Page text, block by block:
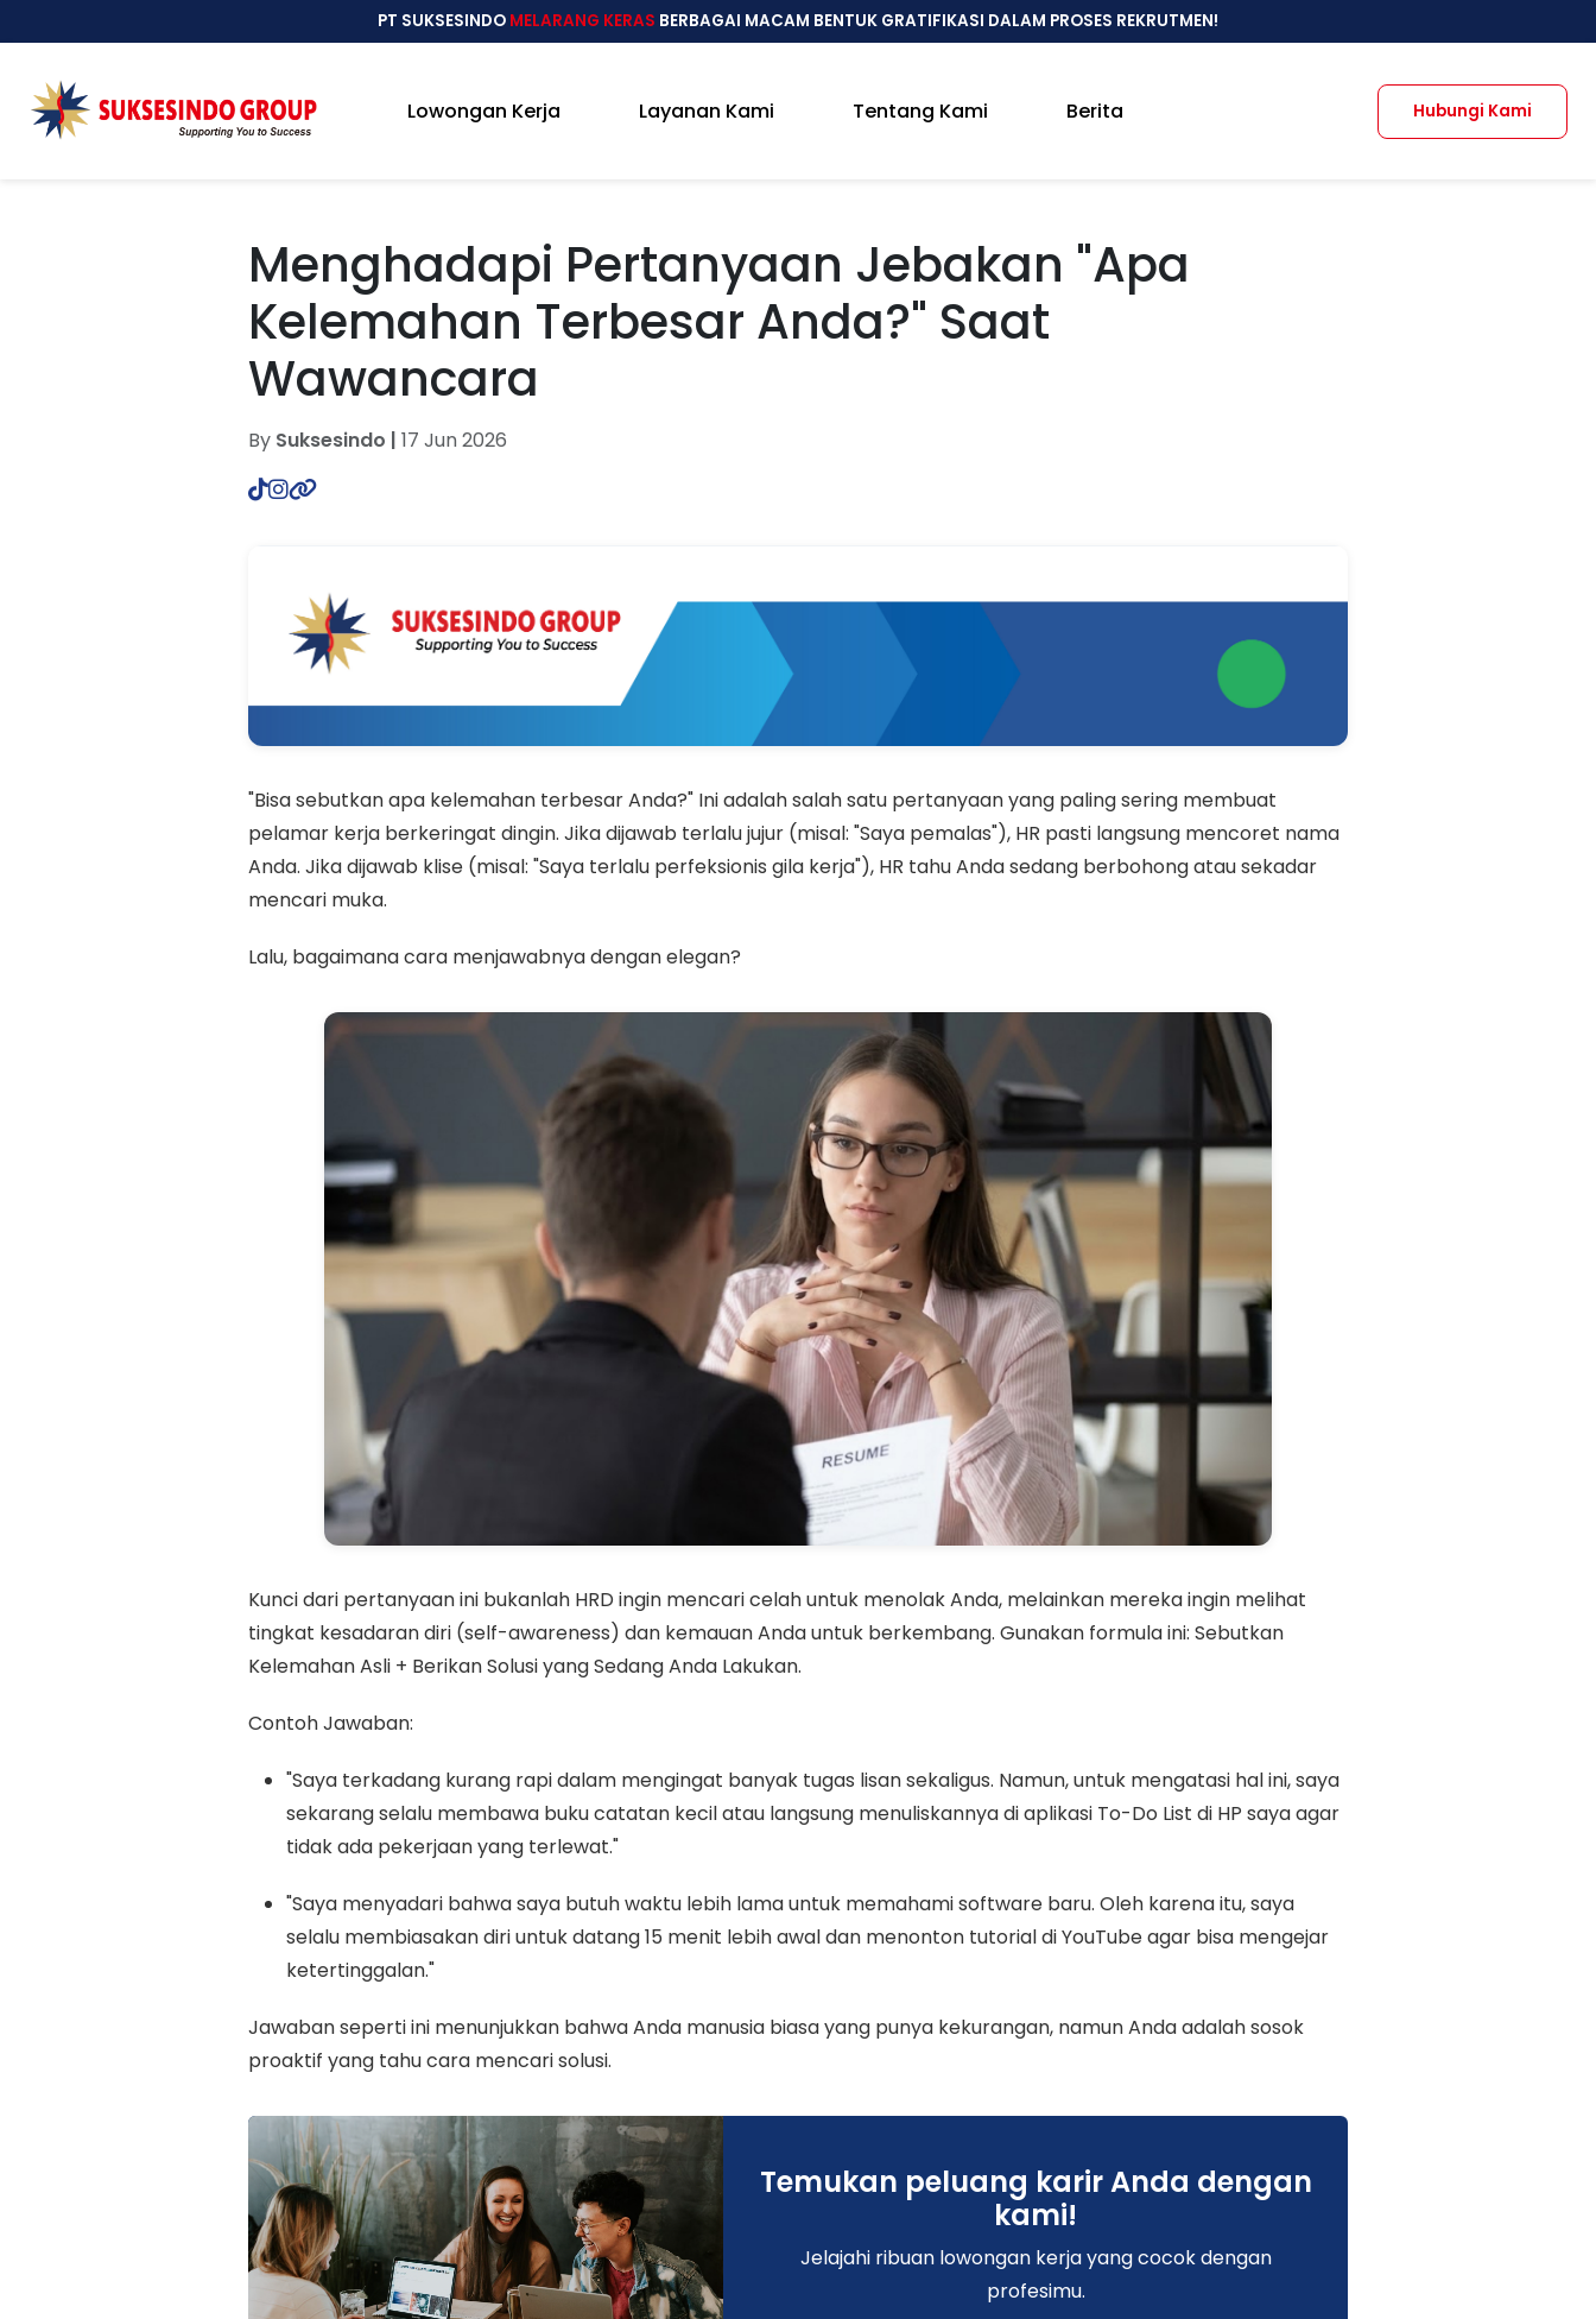
PT SUKSESINDO MELARANG KERAS BERBAGAI MACAM BENTUK GRATIFIKASI DALAM PROSES REKRUTMEN!
Lowongan Kerja Layanan Kami Tentang Kami Berita Hubungi Kami
Menghadapi Pertanyaan Jebakan "Apa
Kelemahan Terbesar Anda?" Saat
Wawancara
By Suksesindo | 17 Jun 2026
"Bisa sebutkan apa kelemahan terbesar Anda?" Ini adalah salah satu pertanyaan yang paling sering membuat
pelamar kerja berkeringat dingin. Jika dijawab terlalu jujur (misal: "Saya pemalas"), HR pasti langsung mencoret nama
Anda. Jika dijawab klise (misal: "Saya terlalu perfeksionis gila kerja"), HR tahu Anda sedang berbohong atau sekadar
mencari muka.
Lalu, bagaimana cara menjawabnya dengan elegan?
Kunci dari pertanyaan ini bukanlah HRD ingin mencari celah untuk menolak Anda, melainkan mereka ingin melihat
tingkat kesadaran diri (self-awareness) dan kemauan Anda untuk berkembang. Gunakan formula ini: Sebutkan
Kelemahan Asli + Berikan Solusi yang Sedang Anda Lakukan.
Contoh Jawaban:
"Saya terkadang kurang rapi dalam mengingat banyak tugas lisan sekaligus. Namun, untuk mengatasi hal ini, saya
sekarang selalu membawa buku catatan kecil atau langsung menuliskannya di aplikasi To-Do List di HP saya agar
tidak ada pekerjaan yang terlewat."
"Saya menyadari bahwa saya butuh waktu lebih lama untuk memahami software baru. Oleh karena itu, saya
selalu membiasakan diri untuk datang 15 menit lebih awal dan menonton tutorial di YouTube agar bisa mengejar
ketertinggalan."
Jawaban seperti ini menunjukkan bahwa Anda manusia biasa yang punya kekurangan, namun Anda adalah sosok
proaktif yang tahu cara mencari solusi.
Temukan peluang karir Anda dengan
kami!
Jelajahi ribuan lowongan kerja yang cocok dengan
profesimu.